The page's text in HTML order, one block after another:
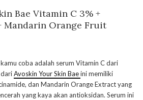
Bae Vitamin C 3% +
Mandarin Orange Fruit
coba adalah serum Vitamin C dari
Avoskin Your Skin Baeini memiliki
dan Mandarin Orange Extract yang
yang kaya akan antioksidan. Serum ini